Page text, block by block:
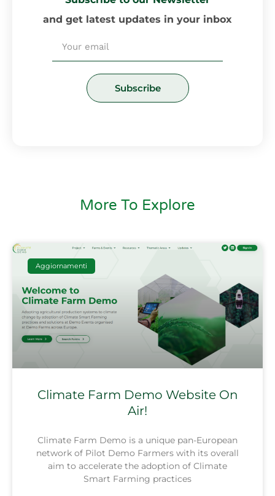
and get latest updates in your inbox
Subscribe
More To Explore
Aggiornamenti
Climate Farm Demo Website On
Air!
Climate Farm Demo is a unique pan-European
network of Pilot Demo Farmers with its overall
aim to accelerate the adoption of Climate
Smart Farming practices